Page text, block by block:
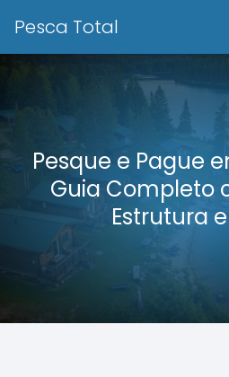
Pesca Total
Pesque e Pague
Guia Completo
Estrutura